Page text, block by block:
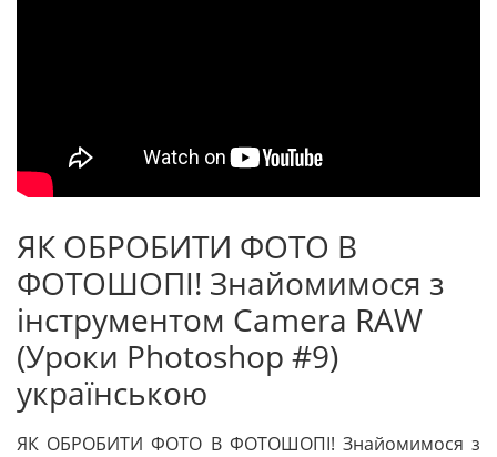
ЯК ОБРОБИТИ ФОТО В
ФОТОШОПІ! Знайомимося з
інструментом Camera RAW
(Уроки Photoshop #9)
українською
ЯК ОБРОБИТИ ФОТО В ФОТОШОПІ! Знайомимося з